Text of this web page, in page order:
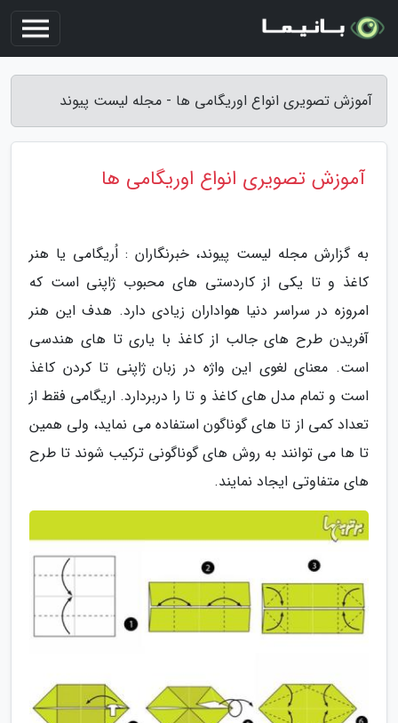
آموزش تصویری انواع اوریگامی ها - مجله لیست پیوند
آموزش تصویری انواع اوریگامی ها
به گزارش مجله لیست پیوند، خبرنگاران : اُریگامی یا هنر
کاغذ و تا یکی از کاردستی های محبوب ژاپنی است که
امروزه در سراسر دنیا هواداران زیادی دارد. هدف این هنر
آفریدن طرح های جالب از کاغذ با یاری تا های هندسی
است. معنای لغوی این واژه در زبان ژاپنی تا کردن کاغذ
است و تمام مدل های کاغذ و تا را دربردارد. اریگامی فقط از
تعداد کمی از تا های گوناگون استفاده می نماید، ولی همین
تا ها می توانند به روش های گوناگونی ترکیب شوند تا طرح
های متفاوتی ایجاد نمایند.